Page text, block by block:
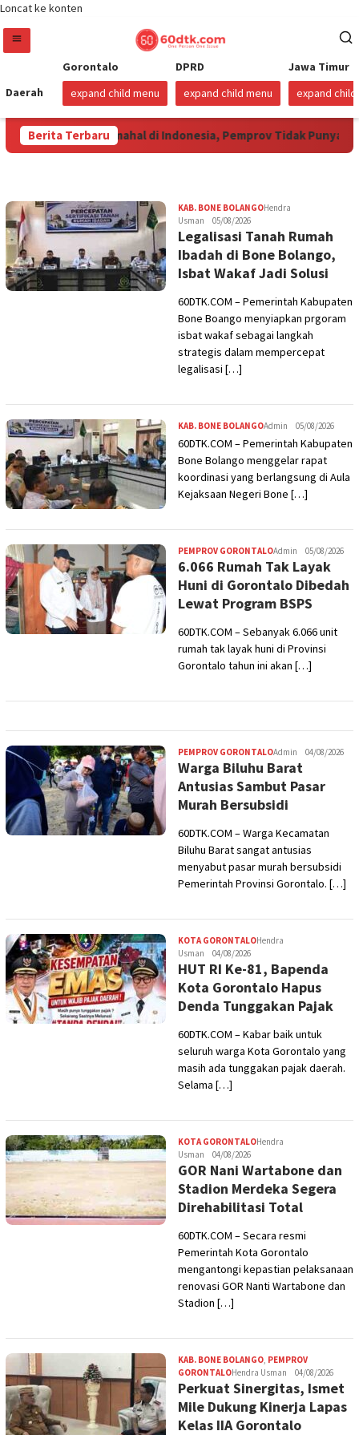
Loncat ke konten
Daerah
Gorontalo
expand child menu
DPRD
expand child menu
Jawa Timur
expand child
Berita Terbaru
Termahal di Indonesia, Pemprov Tidak Punya Solusi?
KAB. BONE BOLANGOHendra
Usman
05/08/2026
Legalisasi Tanah Rumah
Ibadah di Bone Bolango,
Isbat Wakaf Jadi Solusi
60DTK.COM – Pemerintah Kabupaten
Bone Boango menyiapkan prgoram
isbat wakaf sebagai langkah
strategis dalam mempercepat
legalisasi […]
KAB. BONE BOLANGOAdmin 05/08/2026
60DTK.COM – Pemerintah Kabupaten
Bone Bolango menggelar rapat
koordinasi yang berlangsung di Aula
Kejaksaan Negeri Bone […]
PEMPROV GORONTALOAdmin 05/08/2026
6.066 Rumah Tak Layak
Huni di Gorontalo Dibedah
Lewat Program BSPS
60DTK.COM – Sebanyak 6.066 unit
rumah tak layak huni di Provinsi
Gorontalo tahun ini akan […]
PEMPROV GORONTALOAdmin 04/08/2026
Warga Biluhu Barat
Antusias Sambut Pasar
Murah Bersubsidi
60DTK.COM – Warga Kecamatan
Biluhu Barat sangat antusias
menyabut pasar murah bersubsidi
Pemerintah Provinsi Gorontalo. […]
KOTA GORONTALOHendra
Usman
04/08/2026
HUT RI Ke-81, Bapenda
Kota Gorontalo Hapus
Denda Tunggakan Pajak
60DTK.COM – Kabar baik untuk
seluruh warga Kota Gorontalo yang
masih ada tunggakan pajak daerah.
Selama […]
KOTA GORONTALOHendra
Usman
04/08/2026
GOR Nani Wartabone dan
Stadion Merdeka Segera
Direhabilitasi Total
60DTK.COM – Secara resmi
Pemerintah Kota Gorontalo
mengantongi kepastian pelaksanaan
renovasi GOR Nanti Wartabone dan
Stadion […]
KAB. BONE BOLANGO, PEMPROV
GORONTALOHendra Usman 04/08/2026
Perkuat Sinergitas, Ismet
Mile Dukung Kinerja Lapas
Kelas IIA Gorontalo